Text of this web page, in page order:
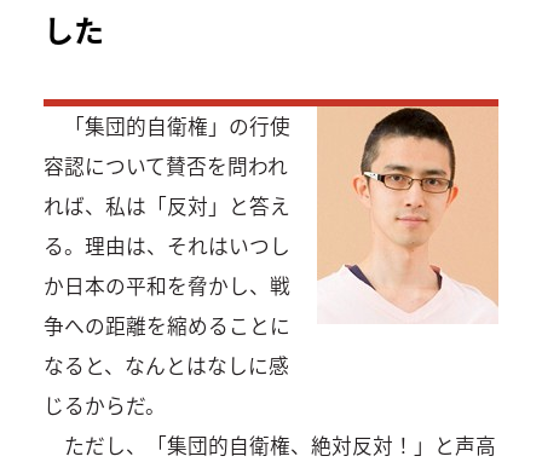
した
「集団的自衛権」の行使
容認について賛否を問われ
れば、私は「反対」と答え
る。理由は、それはいつし
か日本の平和を脅かし、戦
争への距離を縮めることに
なると、なんとはなしに感
じるからだ。
ただし、「集団的自衛権、絶対反対！」と声高